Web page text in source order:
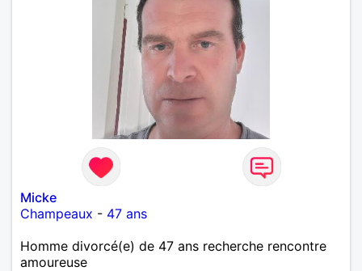
Micke
Champeaux - 47 ans
Homme divorcé(e) de 47 ans recherche rencontre
amoureuse